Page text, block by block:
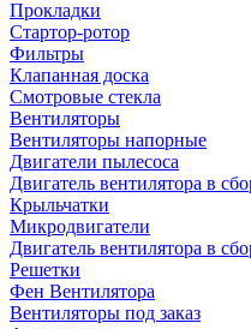
Прокладки
Стартор-ротор
Фильтры
Клапанная доска
Смотровые стекла
Вентиляторы
Вентиляторы напорные
Двигатели пылесоса
Двигатель вентилятора в
Крыльчатки
Микродвигатели
Двигатель вентилятора в
Решетки
Фен Вентилятора
Вентиляторы под заказ